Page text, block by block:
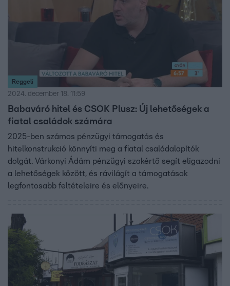
Reggeli
2024. december 18. 11:59
Babaváró hitel és CSOK Plusz: Új lehetőségek a
fiatal családok számára
2025-ben számos pénzügyi támogatás és
hitelkonstrukció könnyíti meg a fiatal családalapítók
dolgát. Várkonyi Ádám pénzügyi szakértő segít eligazodni
a lehetőségek között, és rávilágít a támogatások
legfontosabb feltételeire és előnyeire.